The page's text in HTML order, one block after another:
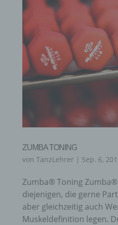
ZUMBA TONING
von TanzLehrer | Sep. 6,
Zumba® Toning
diejenigen, die gerne
aber gleichzeitig auch
Muskeldefinition legen.